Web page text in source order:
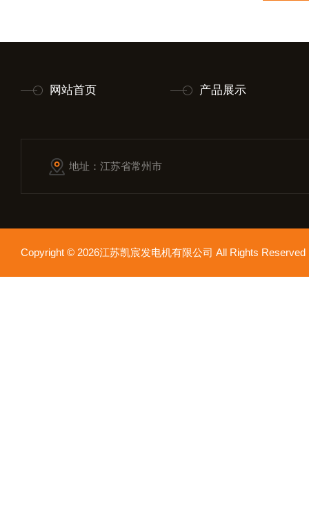
网站首页 产品展示
地址：江苏省常州市
Copyright © 2026江苏凯宸发电机有限公司 All Rights